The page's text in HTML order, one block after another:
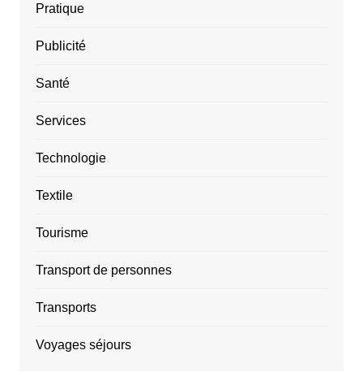
Pratique
Publicité
Santé
Services
Technologie
Textile
Tourisme
Transport de personnes
Transports
Voyages séjours